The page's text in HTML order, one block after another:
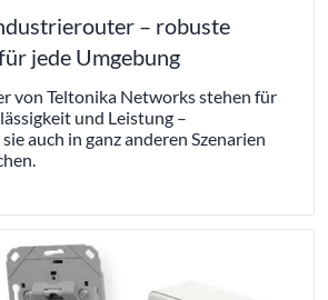
– robuste
jede Umgebung
von Teltonika Networks stehen für
und Leistung –
auch in ganz anderen Szenarien